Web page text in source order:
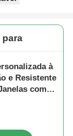
para
à
e Resistente
com